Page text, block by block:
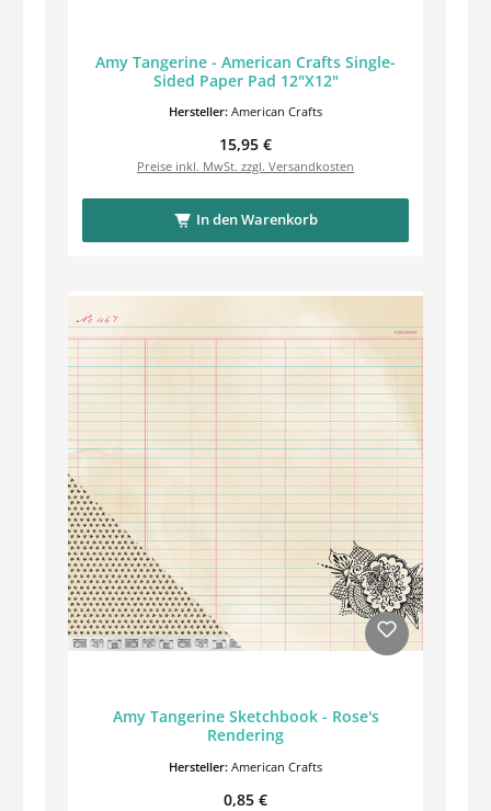
Amy Tangerine - American Crafts Single-
Sided Paper Pad 12"X12"
Hersteller: American Crafts
Regulärer Preis:
15,95 €
Preise inkl. MwSt. zzgl. Versandkosten
In den Warenkorb
Amy Tangerine Sketchbook - Rose's
Rendering
Hersteller: American Crafts
Regulärer Preis:
0,85 €